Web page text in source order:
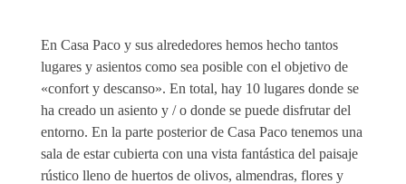
En Casa Paco y sus alrededores hemos hecho tantos
lugares y asientos como sea posible con el objetivo de
«confort y descanso». En total, hay 10 lugares donde se
ha creado un asiento y / o donde se puede disfrutar del
entorno. En la parte posterior de Casa Paco tenemos una
sala de estar cubierta con una vista fantástica del paisaje
rústico lleno de huertos de olivos, almendras, flores y